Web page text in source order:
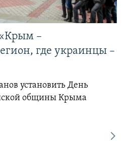
–
где украинцы –
установить День
общины Крыма